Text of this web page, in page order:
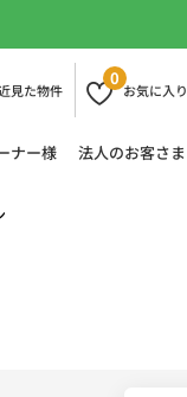
見た物件
0
お気に入り
ナー様 法人のお客さま